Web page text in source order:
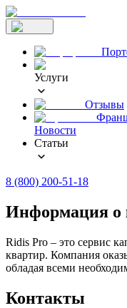
Услуги
Отзывы
Новости
Статьи
8 (800) 200-51-18
Информация о
Ridis Pro – это сервис
квартир. Компания
обладая всеми
Контакты